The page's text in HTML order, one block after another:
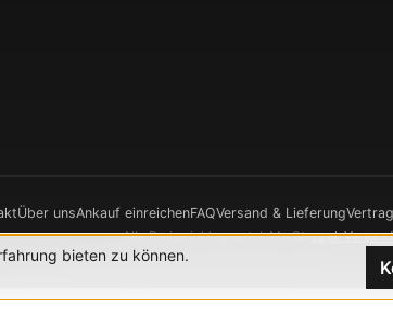
Über unsAnkauf einreichenFAQVersand & Lieferung
Alle Preise inkl. gesetzl. MwSt.zzgl.
© 2026 CHRONOWERK GmbH. Alle Rechte vorbehalten.
bieten zu können.